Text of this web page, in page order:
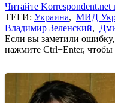
Читайте Korrespondent.net
ТЕГИ: Украина, МИД
Владимир Зеленский,
Если вы заметили
нажмите Ctrl+Enter,